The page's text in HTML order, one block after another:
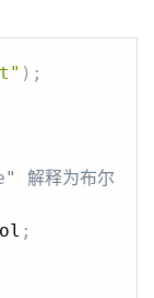
) ;
释为布尔
;